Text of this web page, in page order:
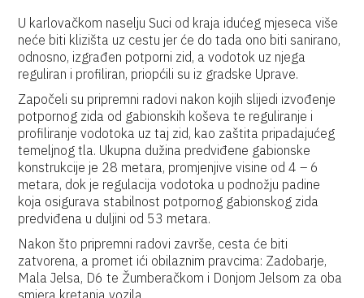
U karlovačkom naselju Suci od kraja idućeg mjeseca više
neće biti klizišta uz cestu jer će do tada ono biti sanirano,
odnosno, izgrađen potporni zid, a vodotok uz njega
reguliran i profiliran, priopćili su iz gradske Uprave.
Započeli su pripremni radovi nakon kojih slijedi izvođenje
potpornog zida od gabionskih koševa te reguliranje i
profiliranje vodotoka uz taj zid, kao zaštita pripadajućeg
temeljnog tla. Ukupna dužina predviđene gabionske
konstrukcije je 28 metara, promjenjive visine od 4 – 6
metara, dok je regulacija vodotoka u podnožju padine
koja osigurava stabilnost potpornog gabionskog zida
predviđena u duljini od 53 metara.
Nakon što pripremni radovi završe, cesta će biti
zatvorena, a promet ići obilaznim pravcima: Zadobarje,
Mala Jelsa, D6 te Žumberačkom i Donjom Jelsom za oba
smjera kretanja vozila.